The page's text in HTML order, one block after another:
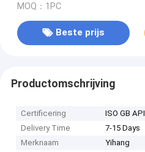
MOQ：1PC
Beste prijs
Productomschrijving
Certificering
ISO GB API
Delivery Time
7-15 Days
Merknaam
Yihang